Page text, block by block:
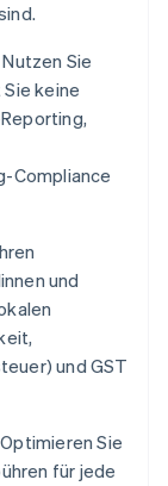
Nutzen Sie
keine
Compliance
und
und GST
Optimieren Sie
für jede